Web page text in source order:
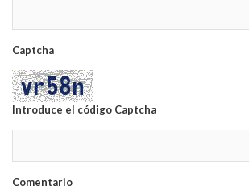
Captcha
Introduce el código Captcha
Comentario